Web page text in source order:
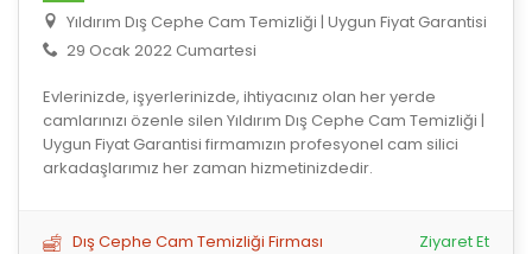
Yıldırım Dış Cephe Cam Temizliği | Uygun Fiyat Garantisi
29 Ocak 2022 Cumartesi
Evlerinizde, işyerlerinizde, ihtiyacınız olan her yerde
camlarınızı özenle silen Yıldırım Dış Cephe Cam Temizliği |
Uygun Fiyat Garantisi firmamızın profesyonel cam silici
arkadaşlarımız her zaman hizmetinizdedir.
Dış Cephe Cam Temizliği Firması Ziyaret Et